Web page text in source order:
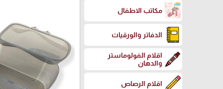
مكاتب الاطفال
الدفاتر والورقيات
اقلام الفولوماستر
والدهان
اقلام الرصاص